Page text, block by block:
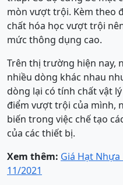
mòn vượt trội. Kèm theo
chất hóa học vượt trội
mức thông dụng cao.
Trên thị trường hiện nay,
nhiều dòng khác nhau
dòng lại có tính chất vật
điểm vượt trội của mình,
biến trong việc chế tạo
của các thiết bị.
Xem thêm: Giá Hạt Nhựa
11/2021